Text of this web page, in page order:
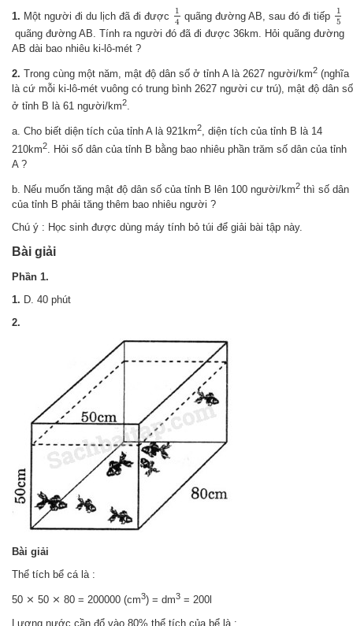
1. Một người đi du lịch đã đi được
1
4
1
quãng đường AB, sau đó đi tiếp
1
5
1
quãng đường AB. Tính ra người đó đã đi được 36km. Hỏi quãng đường
AB dài bao nhiêu ki-lô-mét ?
2. Trong cùng một năm, mật độ dân số ở tỉnh A là 2627 người/km2 (nghĩa
là cứ mỗi ki-lô-mét vuông có trung bình 2627 người cư trú), mật độ dân số
ở tỉnh B là 61 người/km2.
a. Cho biết diện tích của tỉnh A là 921km2, diện tích của tỉnh B là 14
210km2. Hỏi số dân của tỉnh B bằng bao nhiêu phần trăm số dân của tỉnh
A ?
b. Nếu muốn tăng mật độ dân số của tỉnh B lên 100 người/km2 thì số dân
của tỉnh B phải tăng thêm bao nhiêu người ?
Chú ý : Học sinh được dùng máy tính bỏ túi để giải bài tập này.
Bài giải
Phần 1.
1. D. 40 phút
2.
Bài giải
Thể tích bể cá là :
50 ⨯ 50 ⨯ 80 = 200000 (cm3) = dm3 = 200l
Lượng nước cần đổ vào 80% thể tích của bể là :